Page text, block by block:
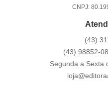
CNPJ:
(43)
(43) 98852-
Segunda a Sexta